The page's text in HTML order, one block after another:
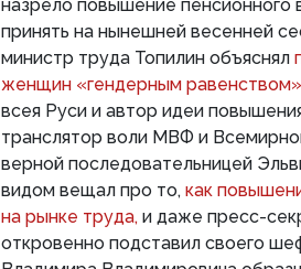
назрело повышение пенсионного
принять на нынешней весенней
министр труда Топилин объяснял
женщин «гендерным
всея Руси и автор идеи
транслятор воли МВФ и
верной последовательницей
видом вещал про то, как
на рынке труда, и даже пресс-
откровенно подставил своего